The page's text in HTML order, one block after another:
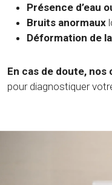
Présence d’eau
Bruits anormaux
Déformation de
En cas de doute,
pour diagnostiquer